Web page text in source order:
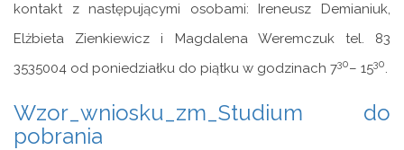
kontakt z następującymi osobami: Ireneusz Demianiuk,
Elżbieta Zienkiewicz i Magdalena Weremczuk tel. 83
3535004 od poniedziałku do piątku w godzinach 730– 1530.
Wzor_wniosku_zm_Studium do
pobrania